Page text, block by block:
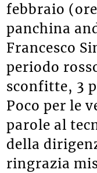
febbraio
panchina
Francesco
periodo
sconfitte, 3
Poco per le
parole al
della
ringrazia